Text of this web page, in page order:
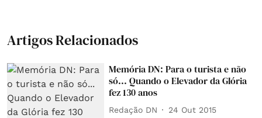
Artigos Relacionados
Memória DN: Para o turista e não
só... Quando o Elevador da Glória
fez 130 anos
Redação DN 24 Out 2015